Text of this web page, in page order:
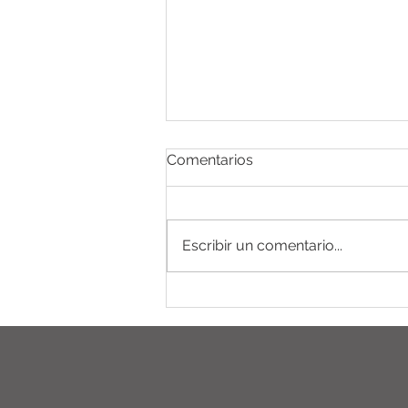
Comentarios
Escribir un comentario...